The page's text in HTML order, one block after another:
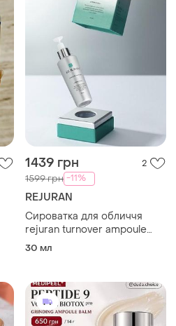
1439 грн 2
1599 грн -11%
REJURAN
Сироватка для обличчя
rejuran turnover ampoule
30ml (silver)
30 мл